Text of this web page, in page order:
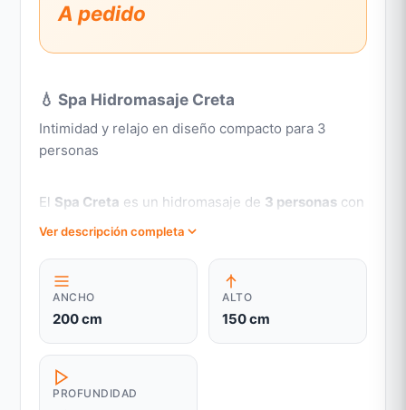
A pedido
💧 Spa Hidromasaje Creta
Intimidad y relajo en diseño compacto para 3
personas
El Spa Creta es un hidromasaje de 3 personas con
2 asientos y 1 cama ergonómica
inoxidable
para hidroterapia profesional que alivia
estrés y tensiones musculares.
Ventajas principales:
Plug & Play:
eléctricas.
Ver descripción completa
ANCHO
200 cm
ALTO
150 cm
PROFUNDIDAD